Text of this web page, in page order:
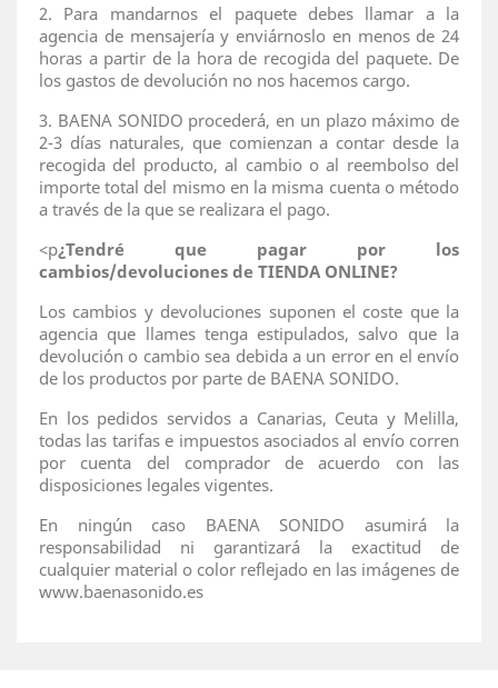
2. Para mandarnos el paquete debes llamar a la
agencia de mensajería y enviárnoslo en menos de 24
horas a partir de la hora de recogida del paquete. De
los gastos de devolución no nos hacemos cargo.
3. BAENA SONIDO procederá, en un plazo máximo de
2-3 días naturales, que comienzan a contar desde la
recogida del producto, al cambio o al reembolso del
importe total del mismo en la misma cuenta o método
a través de la que se realizara el pago.
<p¿Tendré que pagar por los
cambios/devoluciones de TIENDA ONLINE?
Los cambios y devoluciones suponen el coste que la
agencia que llames tenga estipulados, salvo que la
devolución o cambio sea debida a un error en el envío
de los productos por parte de BAENA SONIDO.
En los pedidos servidos a Canarias, Ceuta y Melilla,
todas las tarifas e impuestos asociados al envío corren
por cuenta del comprador de acuerdo con las
disposiciones legales vigentes.
En ningún caso BAENA SONIDO asumirá la
responsabilidad ni garantizará la exactitud de
cualquier material o color reflejado en las imágenes de
www.baenasonido.es